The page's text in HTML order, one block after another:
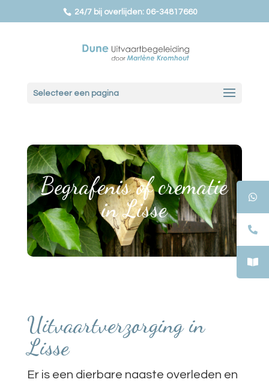
24/7 bij overlijden: 06-34817660
Selecteer een pagina
Begrafenis of crematie
in Lisse
Uitvaartverzorging in
Lisse
Er is een dierbare naaste overleden en